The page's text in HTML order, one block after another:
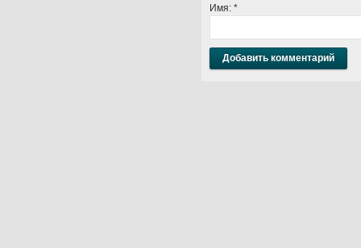
Имя: *